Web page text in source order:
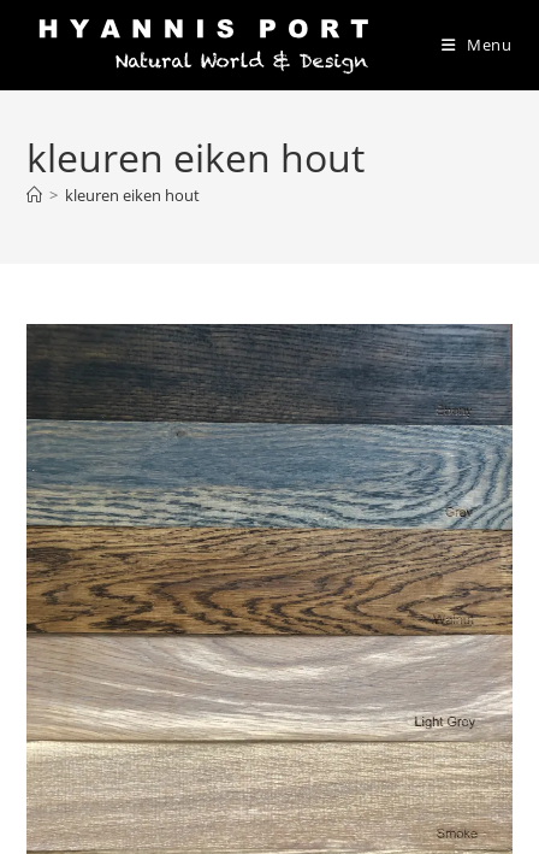
Menu
kleuren eiken hout
> kleuren eiken hout